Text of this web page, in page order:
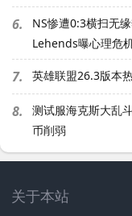
6.
NS惨遭0:3横扫无
Lehends曝心理危
7. 英雄联盟26.3版本
8.
测试服海克斯大乱
币削弱
关于本站